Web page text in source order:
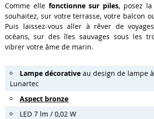
Comme elle fonctionne sur piles, posez
souhaitez, sur votre terrasse, votre balcon
Puis laissez-vous aller à rêver de
océans, sur des îles sauvages sous les
vibrer votre âme de marin.
Lampe décorative au design de lampe
Lunartec
Aspect bronze
LED 7 lm / 0,02 W